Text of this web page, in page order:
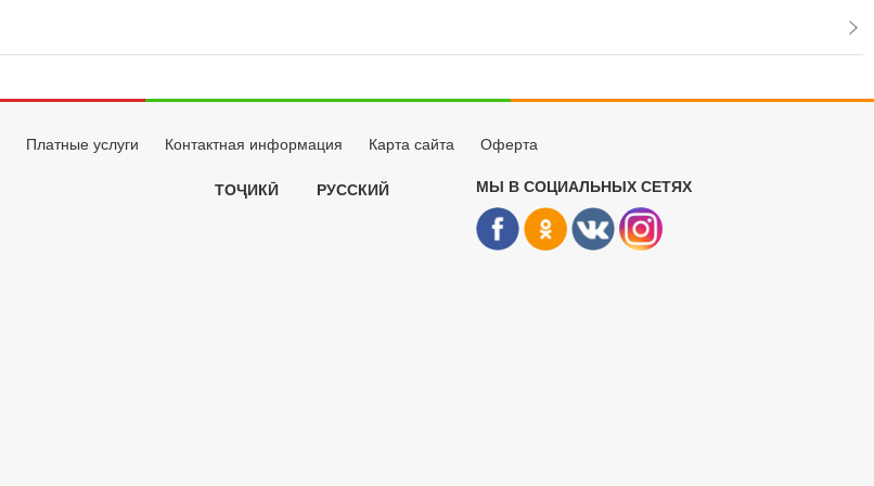
Платные услуги Контактная информация Карта сайта Оферта
ТОҶИКӢ РУССКИЙ МЫ В СОЦИАЛЬНЫХ СЕТЯХ